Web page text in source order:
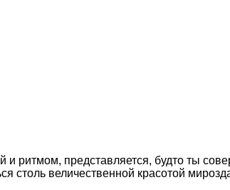
ритмом, представляется, будто ты
столь величественной красотой